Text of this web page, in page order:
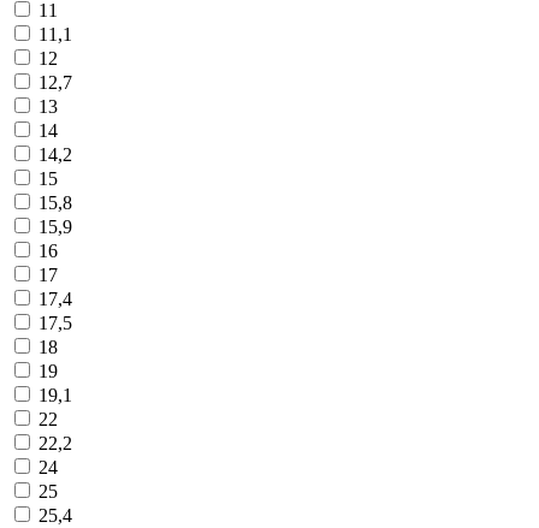
11
11,1
12
12,7
13
14
14,2
15
15,8
15,9
16
17
17,4
17,5
18
19
19,1
22
22,2
24
25
25,4